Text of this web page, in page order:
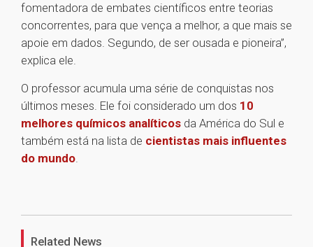
fomentadora de embates científicos entre teorias
concorrentes, para que vença a melhor, a que mais se
apoie em dados. Segundo, de ser ousada e pioneira”,
explica ele.
O professor acumula uma série de conquistas nos
últimos meses. Ele foi considerado um dos 10
melhores químicos analíticos da América do Sul e
também está na lista de cientistas mais influentes
do mundo.
Related News